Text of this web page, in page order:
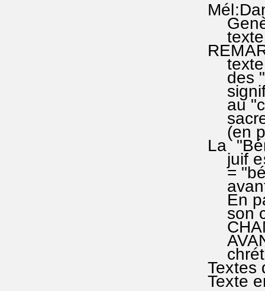
texte
texte
des
au
(en
La
juif
=
avant
En
son
Textes
Texte